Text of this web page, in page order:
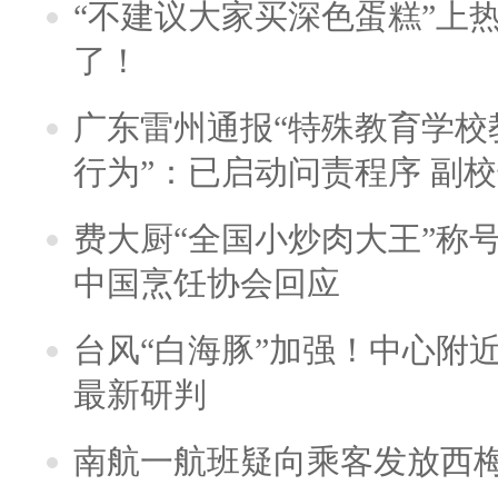
“不建议大家买深色蛋糕”上
了！
广东雷州通报“特殊教育学
行为”：已启动问责程序 副
费大厨“全国小炒肉大王”称
中国烹饪协会回应
台风“白海豚”加强！中心附
最新研判
南航一航班疑向乘客发放西